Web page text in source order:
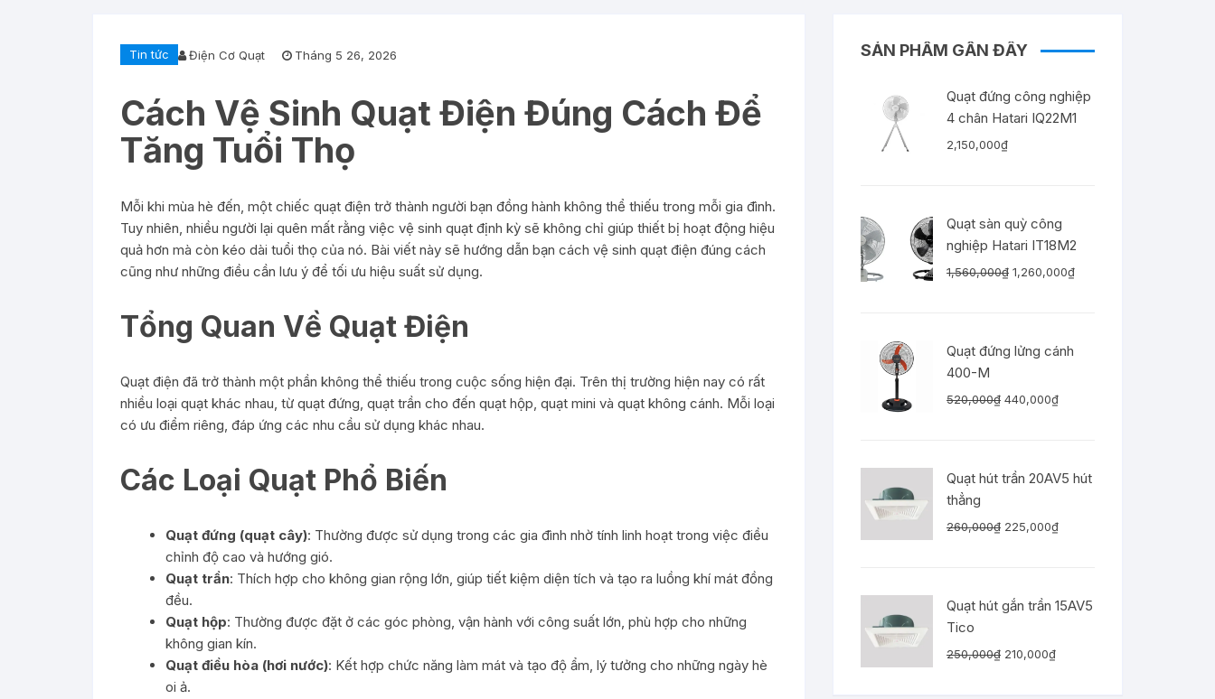
Tin tức Điện Cơ Quạt Tháng 5 26, 2026
Cách Vệ Sinh Quạt Điện Đúng Cách Để
Tăng Tuổi Thọ
Mỗi khi mùa hè đến, một chiếc quạt điện trở thành người bạn đồng hành không thể thiếu trong mỗi gia đình.
Tuy nhiên, nhiều người lại quên mất rằng việc vệ sinh quạt định kỳ sẽ không chỉ giúp thiết bị hoạt động hiệu
quả hơn mà còn kéo dài tuổi thọ của nó. Bài viết này sẽ hướng dẫn bạn cách vệ sinh quạt điện đúng cách
cũng như những điều cần lưu ý để tối ưu hiệu suất sử dụng.
Tổng Quan Về Quạt Điện
Quạt điện đã trở thành một phần không thể thiếu trong cuộc sống hiện đại. Trên thị trường hiện nay có rất
nhiều loại quạt khác nhau, từ quạt đứng, quạt trần cho đến quạt hộp, quạt mini và quạt không cánh. Mỗi loại
có ưu điểm riêng, đáp ứng các nhu cầu sử dụng khác nhau.
Các Loại Quạt Phổ Biến
Quạt đứng (quạt cây): Thường được sử dụng trong các gia đình nhờ tính linh hoạt trong việc điều
chỉnh độ cao và hướng gió.
Quạt trần: Thích hợp cho không gian rộng lớn, giúp tiết kiệm diện tích và tạo ra luồng khí mát đồng
đều.
Quạt hộp: Thường được đặt ở các góc phòng, vận hành với công suất lớn, phù hợp cho những
không gian kín.
Quạt điều hòa (hơi nước): Kết hợp chức năng làm mát và tạo độ ẩm, lý tưởng cho những ngày hè
oi ả.
SẢN PHẨM GẦN ĐÂY
Quạt đứng công nghiệp
4 chân Hatari IQ22M1
2,150,000₫
Quạt sàn quỳ công
nghiệp Hatari IT18M2
1,560,000₫ Giá
1,260,000₫Giá
Quạt đứng lửng cánh
400-M
520,000₫ Giá
440,000₫Giá
440,000₫.
Quạt hút trần 20AV5 hút
thẳng
260,000₫ Giá
225,000₫Giá
225,000₫.
Quạt hút gắn trần 15AV5
Tico
250,000₫ Giá
210,000₫Giá